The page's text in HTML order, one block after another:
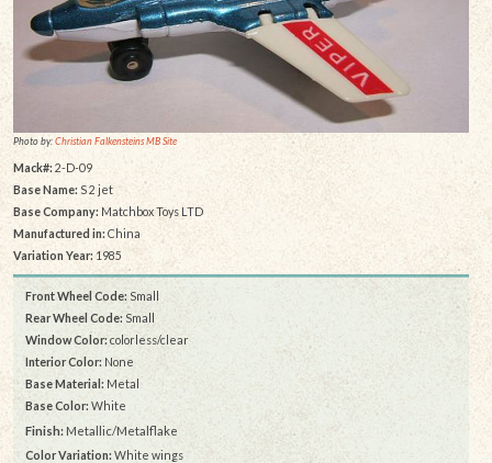
Photo by:Christian Falkensteins MB Site
Mack#: 2-D-09
Base Name: S 2 jet
Base Company:Matchbox Toys LTD
Manufactured in: China
Variation Year: 1985
Front Wheel Code: Small
Rear Wheel Code: Small
Window Color: colorless/clear
Interior Color: None
Base Material: Metal
Base Color: White
Finish:Metallic/Metalflake
Color Variation: White wings